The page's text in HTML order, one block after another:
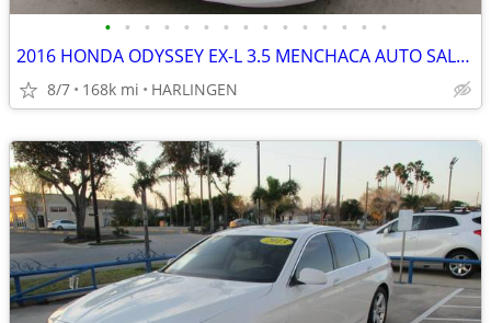
• • • • • • • • • • • • • • •
2016 HONDA ODYSSEY EX-L 3.5 MENCHACA AUTO SALES
8/7 168k mi HARLINGEN